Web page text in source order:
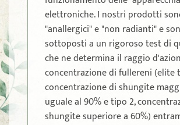
elettroniche. I nostri prodotti
"anallergici" e "non radianti" e
sottoposti a un rigoroso test di
che ne determina il raggio
concentrazione di fullereni (elite
concentrazione di shungite
uguale al 90% e tipo 2,
shungite superiore a 60%)